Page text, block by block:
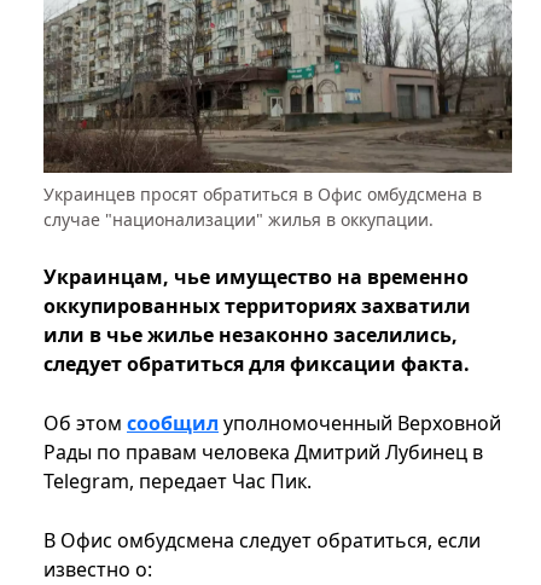
Украинцев просят обратиться в Офис омбудсмена в
случае "национализации" жилья в оккупации.
Украинцам, чье имущество на временно
оккупированных территориях захватили
или в чье жилье незаконно заселились,
следует обратиться для фиксации факта.
Об этом сообщил уполномоченный Верховной
Рады по правам человека Дмитрий Лубинец в
Telegram, передает Час Пик.
В Офис омбудсмена следует обратиться, если
известно о: